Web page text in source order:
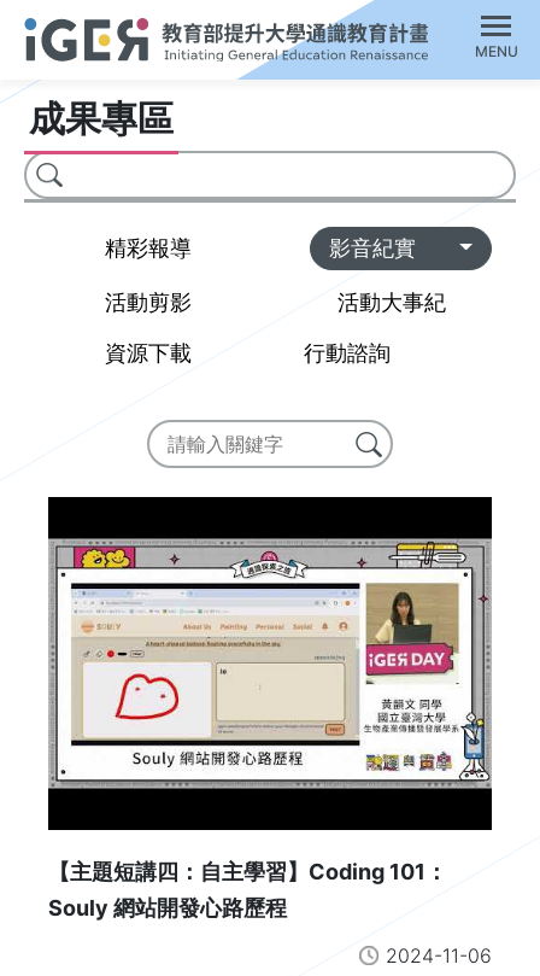
MENU
成果專區
搜尋
精彩報導 影音紀實
活動剪影
活動大事紀
資源下載
行動諮詢
搜尋 搜尋成果專區
【主題短講四：自主學習】Coding 101：
Souly 網站開發心路歷程
2024-11-06